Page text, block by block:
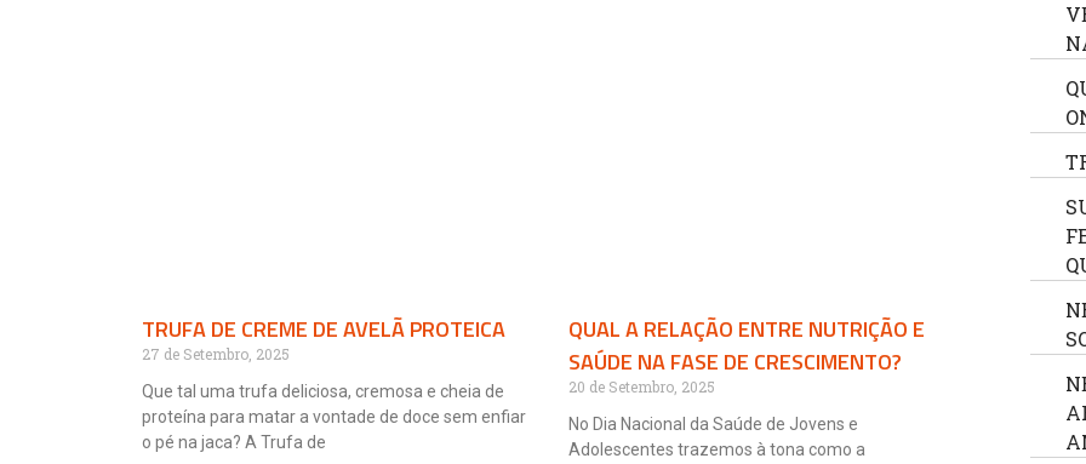
TRUFA DE CREME DE AVELÃ PROTEICA
27 de Setembro, 2025
Que tal uma trufa deliciosa, cremosa e cheia de
proteína para matar a vontade de doce sem enfiar
o pé na jaca? A Trufa de
QUAL A RELAÇÃO ENTRE NUTRIÇÃO E
SAÚDE NA FASE DE CRESCIMENTO?
20 de Setembro, 2025
No Dia Nacional da Saúde de Jovens e
Adolescentes trazemos à tona como a